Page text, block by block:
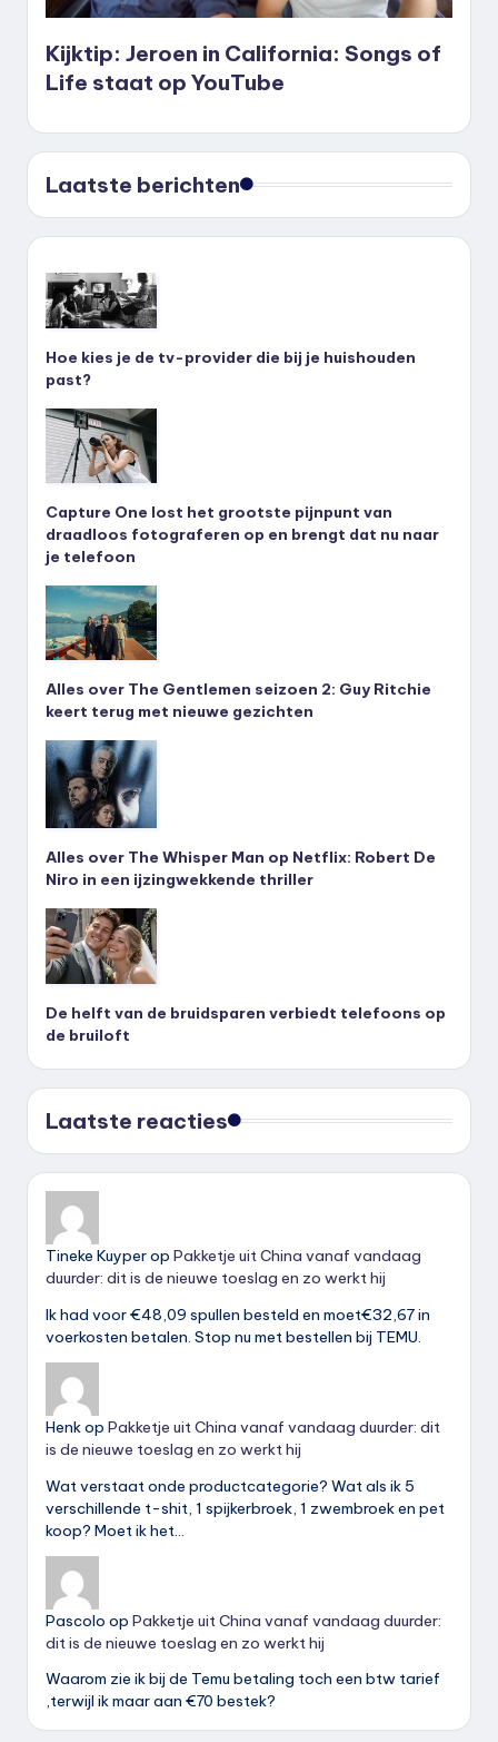
Kijktip: Jeroen in California: Songs of
Life staat op YouTube
Laatste berichten
Hoe kies je de tv-provider die bij je huishouden
past?
Capture One lost het grootste pijnpunt van
draadloos fotograferen op en brengt dat nu naar
je telefoon
Alles over The Gentlemen seizoen 2: Guy Ritchie
keert terug met nieuwe gezichten
Alles over The Whisper Man op Netflix: Robert De
Niro in een ijzingwekkende thriller
De helft van de bruidsparen verbiedt telefoons op
de bruiloft
Laatste reacties
Tineke Kuyperop Pakketje uit China vanaf vandaag
duurder: dit is de nieuwe toeslag en zo werkt hij
Ik had voor €48,09 spullen besteld en moet€32,67 in
voerkosten betalen. Stop nu met bestellen bij TEMU.
Henkop Pakketje uit China vanaf vandaag duurder: dit
is de nieuwe toeslag en zo werkt hij
Wat verstaat onde productcategorie? Wat als ik 5
verschillende t-shit, 1 spijkerbroek, 1 zwembroek en pet
koop? Moet ik het…
Pascolo op Pakketje uit China vanaf vandaag duurder:
dit is de nieuwe toeslag en zo werkt hij
Waarom zie ik bij de Temu betaling toch een btw tarief
,terwijl ik maar aan €70 bestek?